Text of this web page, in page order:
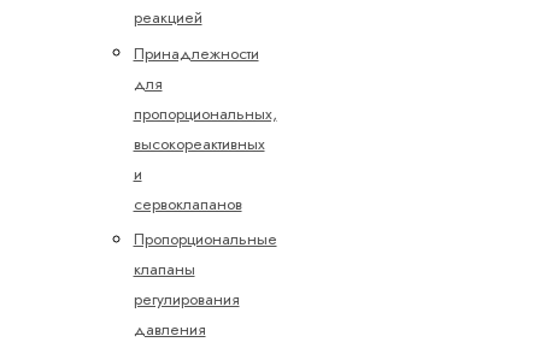
реакцией
Принадлежности
для
пропорциональных,
высокореактивных
и
сервоклапанов
Пропорциональные
клапаны
регулирования
давления